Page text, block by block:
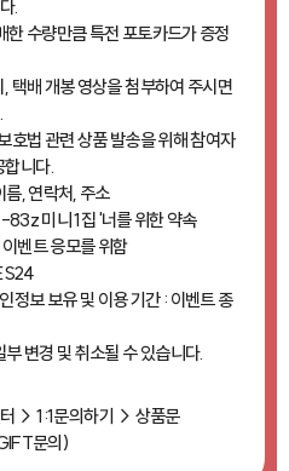
.
한 수량만큼 특전 포토카드가 증정
택배 개봉 영상을 첨부하여 주시면
호법 관련 상품 발송을 위해 참여자
니다.
름, 연락처, 주소
미니 1집 '너를 위한 약속
벤트 응모를 위함
정보 보유 및 이용 기간 : 이벤트 종
변경 및 취소될 수 있습니다.
> 1:1문의하기 > 상품문
문의)